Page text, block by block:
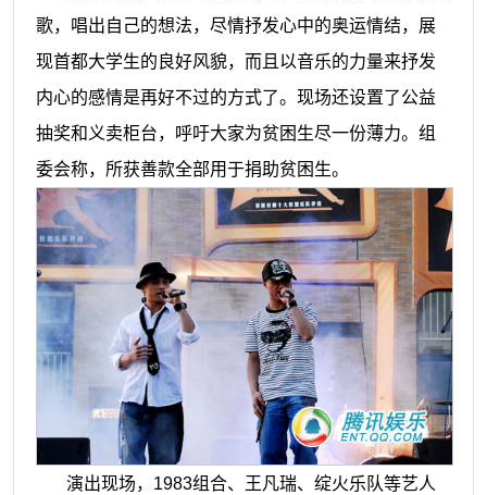
歌，唱出自己的想法，尽情抒发心中的奥运情结，展
现首都大学生的良好风貌，而且以音乐的力量来抒发
内心的感情是再好不过的方式了。现场还设置了公益
抽奖和义卖柜台，呼吁大家为贫困生尽一份薄力。组
委会称，所获善款全部用于捐助贫困生。
演出现场， 1983组合、王凡瑞、绽火乐队等艺人